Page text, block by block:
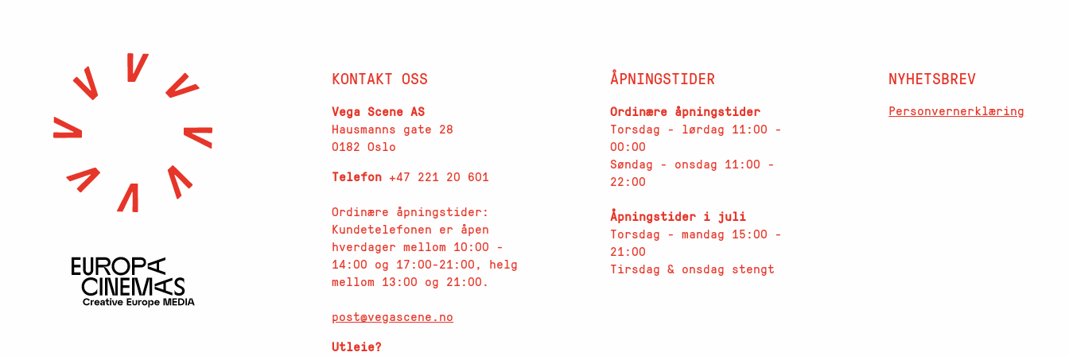
KONTAKT OSS
Vega Scene AS
Hausmanns gate 28
0182 Oslo
Telefon+47 221 20 601
Ordinære åpningstider:
Kundetelefonen er åpen
hverdager mellom 10:00 -
14:00 og 17:00-21:00, helg
mellom 13:00 og 21:00.
post@vegascene.no
Utleie?
ÅPNINGSTIDER
Ordinære åpningstider
Torsdag - lørdag 11:00 -
00:00
Søndag - onsdag 11:00 -
22:00
Åpningstider i juli
Torsdag - mandag 15:00 -
21:00
Tirsdag & onsdag stengt
NYHETSBREV
Personvernerklæring